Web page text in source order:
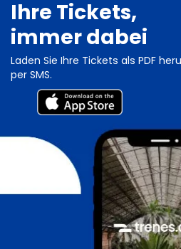
Ihre Tickets,
immer dabei
Laden Sie Ihre Tickets als PDF
per SMS.